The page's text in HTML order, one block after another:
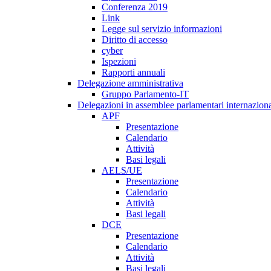
Conferenza 2019
Link
Legge sul servizio informazioni
Diritto di accesso
cyber
Ispezioni
Rapporti annuali
Delegazione amministrativa
Gruppo Parlamento-IT
Delegazioni in assemblee parlamentari
APF
Presentazione
Calendario
Attività
Basi legali
AELS/UE
Presentazione
Calendario
Attività
Basi legali
DCE
Presentazione
Calendario
Attività
Basi legali